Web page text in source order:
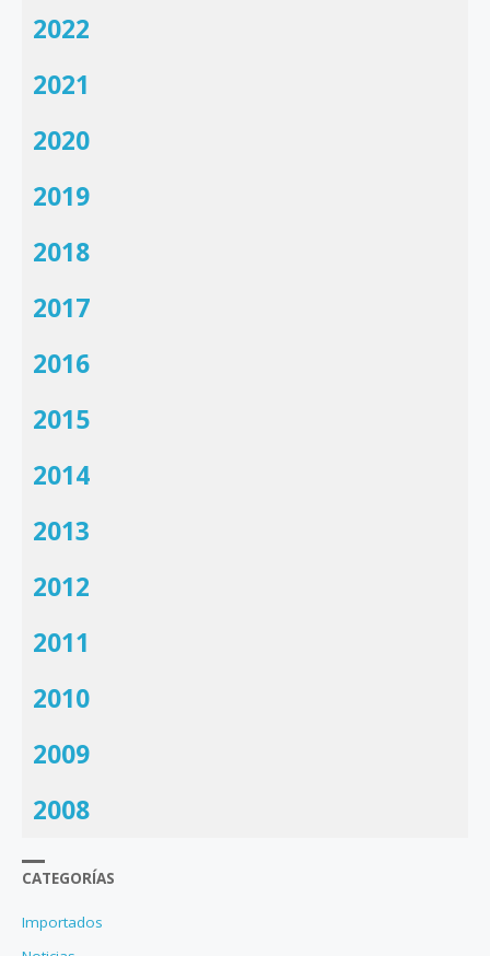
2022
2021
2020
2019
2018
2017
2016
2015
2014
2013
2012
2011
2010
2009
2008
CATEGORÍAS
Importados